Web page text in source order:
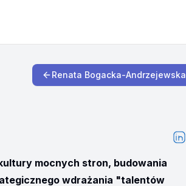
Renata Bogacka-Andrzejewska
mocnych stron, budowania
wdrażania "talentów